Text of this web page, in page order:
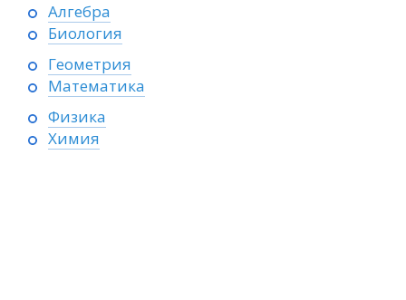
Алгебра
Биология
Геометрия
Математика
Физика
Химия